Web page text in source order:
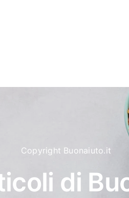
Copyright Buonaiuto.it
di